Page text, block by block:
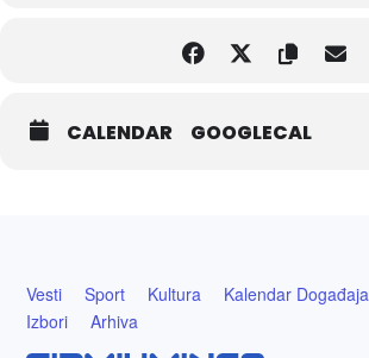
CALENDAR GOOGLECAL
Vesti Sport Kultura Kalendar Događaja
Izbori
Arhiva